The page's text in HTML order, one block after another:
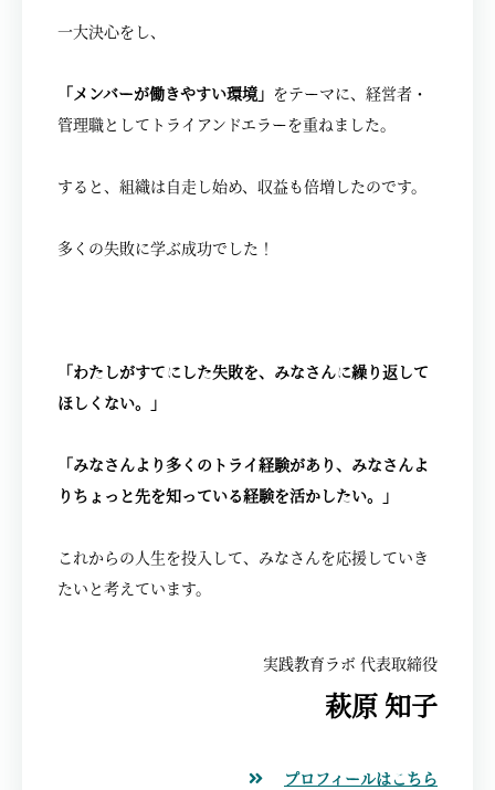
一大決心をし、
「メンバーが働きやすい環境」 をテーマに、経営者・
管理職としてトライアンドエラーを重ねました。
すると、組織は自走し始め、収益も倍増したのです。
多くの失敗に学ぶ成功でした！
「わたしがすでにした失敗を、みなさんに繰り返して
ほしくない。」
「みなさんより多くのトライ経験があり、みなさんよ
りちょっと先を知っている経験を活かしたい。」
これからの人生を投入して、みなさんを応援していき
たいと考えています。
実践教育ラボ 代表取締役
萩原 知子
プロフィールはこちら